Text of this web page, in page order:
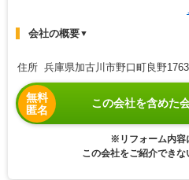
会社の概要▼
住所 兵庫県加古川市野口町良野1763
無料
匿名
この会社を含めた
※リフォーム内容
この会社をご紹介できな